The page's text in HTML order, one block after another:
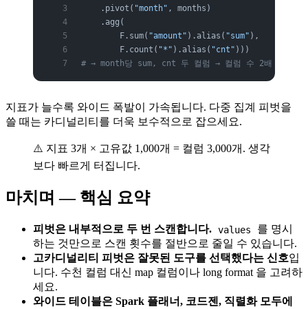
    .pivot(
"month" , months)
    .agg(
        F.sum(
"amount" ).alias( "sum" ),
        F.count(
"*" ).alias( "cnt" )))
# → month당 sum, cnt 두 컬럼 → 컬럼 수 2배
지표가 늘수록 와이드 폭발이 가속됩니다. 다중 집계 피벗을
쓸 때는 카디널리티를 더욱 보수적으로 잡으세요.
⚠️ 지표 3개 × 고유값 1,000개 = 컬럼 3,000개. 생각
보다 빠르게 터집니다.
마치며 — 핵심 요약
피벗은 내부적으로 두 번 스캔합니다. values
를 명시
하는 것만으로 스캔 횟수를 절반으로 줄일 수 있습니다.
고카디널리티 피벗은 잘못된 도구를 선택했다는 신호입
니다. 수천 컬럼 대신 map 컬럼이나 long format 을 고려하
세요.
와이드 테이블은 Spark 플래너, 코드젠, 직렬화 모두에